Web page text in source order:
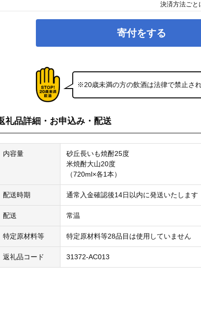
寄付をする
※20歳未満の方の飲酒は法律で禁止され
礼品詳細・お申込み・配送
内容量
砂丘長いも焼酎25度
米焼酎大山20度
（720ml×各1本）
配送時期 通常入金確認後14日以内に発送いたします
配送 常温
特定原材料等 特定原材料等28品目は使用していません
返礼品コード 31372-AC013
決済方法ごと